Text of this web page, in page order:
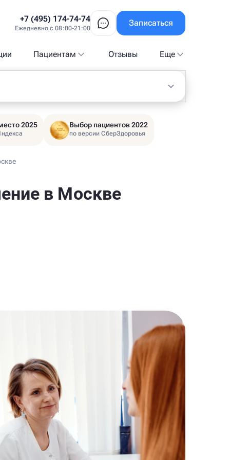
+7 (495) 174-74-74
Ежедневно с 08:00-21:00
Записаться
Пациентам Отзывы Еще
2025 Выбор пациентов 2022
по версии СберЗдоровья
в Москве